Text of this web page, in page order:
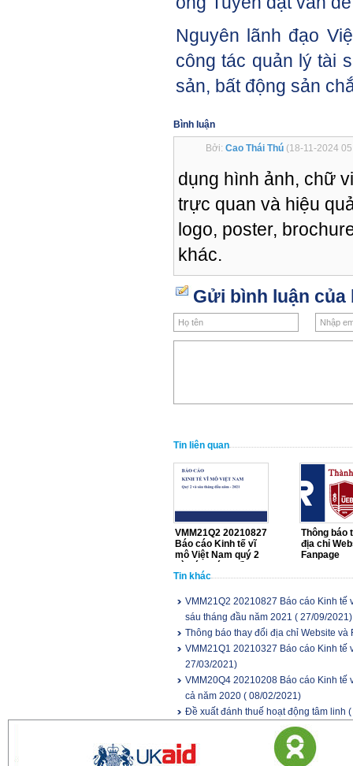
Nguyên lãnh đạo
công tác quản lý tài
sản, bất động sản
Bình luận
Bởi: Cao Thái Thú (18-11-2024
dụng hình ảnh, chữ
trực quan và hiệu
logo, poster,
khác.
Gửi bình luận của
Tin liên quan
VMM21Q2 20210827
Báo cáo Kinh tế vĩ
mô Việt Nam quý 2
năm 2021
Thông báo
địa chỉ
Fanpage
Tin khác
VMM21Q2 20210827 Báo cáo Kinh tế
sáu tháng đầu năm 2021 ( 27/09/2021)
Thông báo thay đổi địa chỉ Website và
VMM21Q1 20210327 Báo cáo Kinh tế
27/03/2021)
VMM20Q4 20210208 Báo cáo Kinh tế
cả năm 2020 ( 08/02/2021)
Đề xuất đánh thuế hoạt động tâm linh (